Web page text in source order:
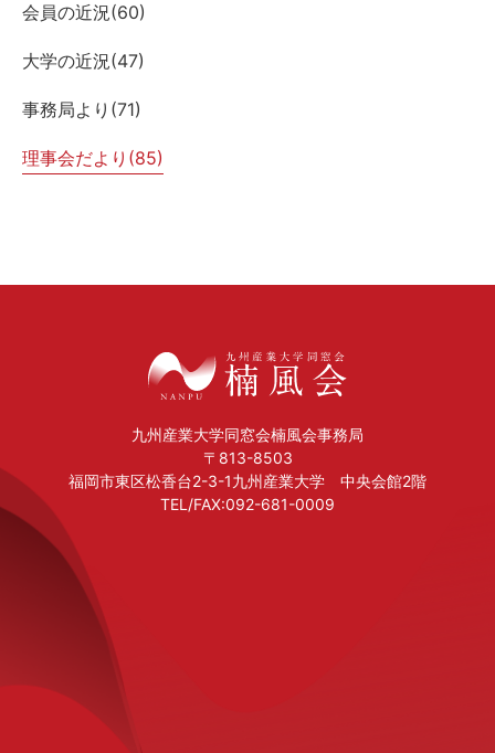
会員の近況(60)
大学の近況(47)
事務局より(71)
理事会だより(85)
九州産業大学同窓会楠風会事務局
〒813-8503
福岡市東区松香台2-3-1九州産業大学 中央会館2階
TEL/FAX:092-681-0009